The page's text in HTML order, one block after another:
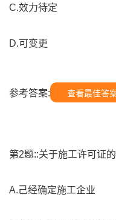
C.效力待定
D.可变更
参考答案: 查看最佳答
第2题::关于施工许可证
A.己经确定施工企业